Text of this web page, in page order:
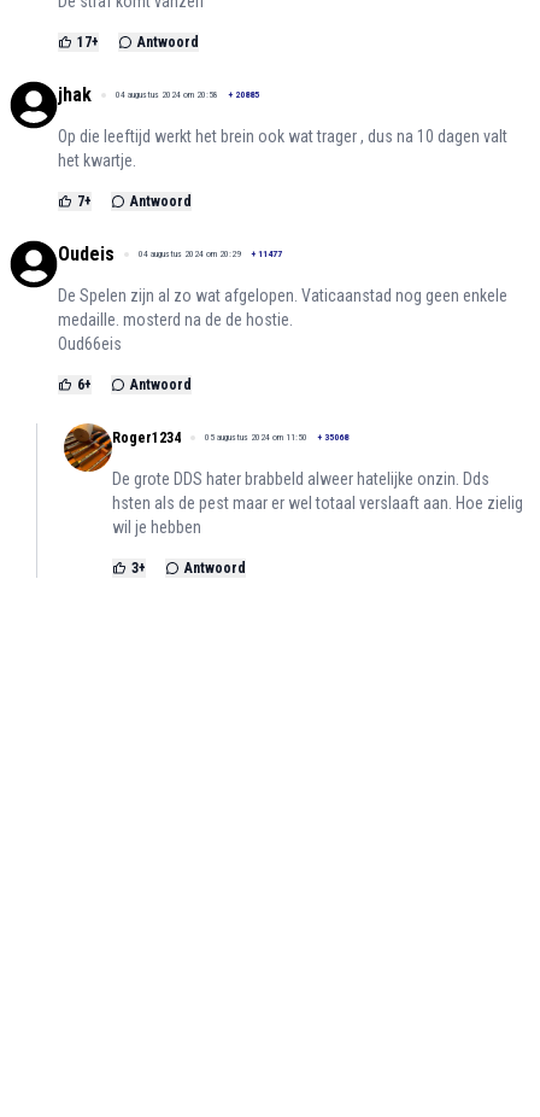
17+ Antwoord
jhak 04 augustus 2024 om 20:58 + 20885
Op die leeftijd werkt het brein ook wat trager , dus na 10 dagen valt
het kwartje.
7+ Antwoord
Oudeis 04 augustus 2024 om 20:29 + 11477
De Spelen zijn al zo wat afgelopen. Vaticaanstad nog geen enkele
medaille. mosterd na de de hostie.
Oud66eis
6+ Antwoord
Roger1234 05 augustus 2024 om 11:50 + 35068
De grote DDS hater brabbeld alweer hatelijke onzin. Dds
hsten als de pest maar er wel totaal verslaaft aan. Hoe zielig
wil je hebben
3+ Antwoord